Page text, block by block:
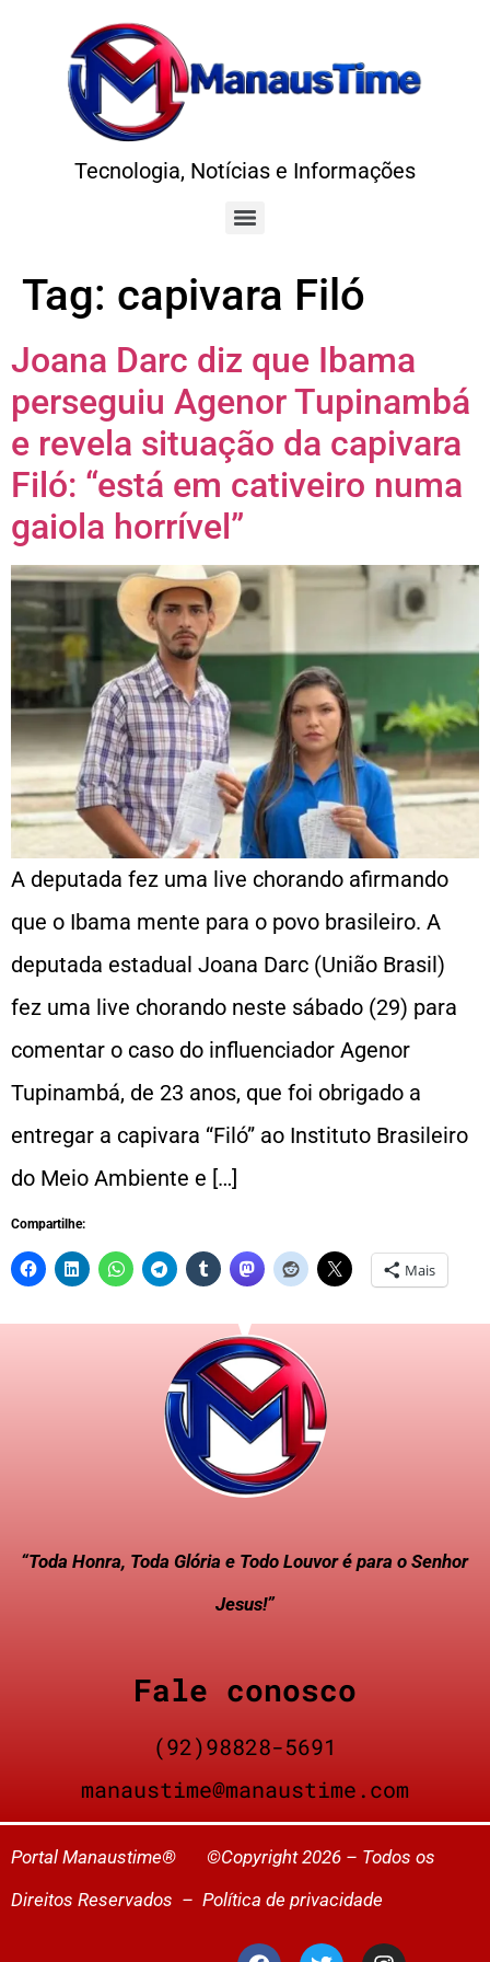
Tecnologia, Notícias e Informações
Tag: capivara Filó
Joana Darc diz que Ibama
perseguiu Agenor Tupinambá
e revela situação da capivara
Filó: “está em cativeiro numa
gaiola horrível”
A deputada fez uma live chorando afirmando
que o Ibama mente para o povo brasileiro. A
deputada estadual Joana Darc (União Brasil)
fez uma live chorando neste sábado (29) para
comentar o caso do influenciador Agenor
Tupinambá, de 23 anos, que foi obrigado a
entregar a capivara “Filó” ao Instituto Brasileiro
do Meio Ambiente e […]
Compartilhe:
Mais
“Toda Honra, Toda Glória e Todo Louvor é para o Senhor
Jesus!”
Fale conosco
(92)98828-5691
manaustime@manaustime.com
Portal Manaustime® ©Copyright 2026 – Todos os
Direitos Reservados – Política de privacidade